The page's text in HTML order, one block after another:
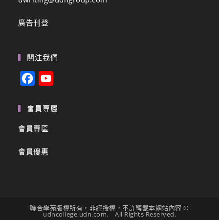
廣告刊登
關注我們
c
e
o
u
a
會員專屬
會員專區
會員優惠
聯合學苑版權所有，非經授權，不許轉載本網站內容 ©
udncollege.udn.com. All Rights Reserved.